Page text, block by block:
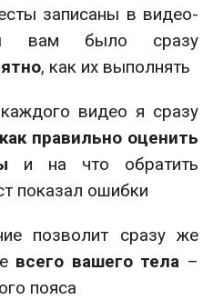
записаны в видео-
вам было сразу
, как их выполнять
видео я сразу
как правильно оценить
и на что обратить
показал ошибки
позволит сразу же
всего вашего тела –
пояса